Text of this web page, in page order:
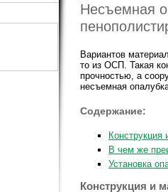
Несъемная
Вариантов
то из ОСП. Такая
прочностью, а
несъемная
Содержание:
Конструкция
В чем же
Установка
Конструкция и